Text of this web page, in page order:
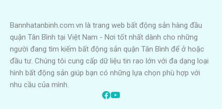
Bannhatanbinh.com.vn là trang web bất động sản hàng đầu
quận Tân Bình tại Việt Nam - Nơi tốt nhất dành cho những
người đang tìm kiếm bất động sản quận Tân Bình để ở hoặc
đầu tư. Chúng tôi cung cấp dữ liệu tin rao lớn với đa dạng loại
hình bất động sản giúp bạn có những lựa chọn phù hợp với
nhu cầu của mình.